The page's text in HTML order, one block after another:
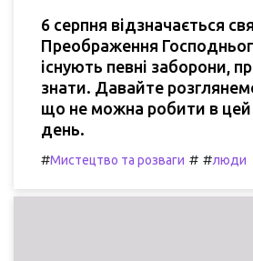
6 серпня відзначається
Преображення
існують певні заборони,
знати. Давайте
що не можна робити в
день.
#Мистецтво та розваги # #люди